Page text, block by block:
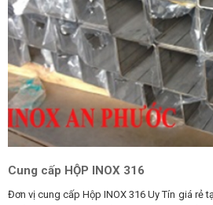
Cung cấp HỘP INOX 316
Đơn vị cung cấp Hộp INOX 316 Uy Tín giá rẻ